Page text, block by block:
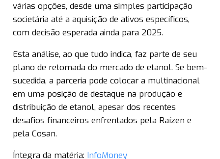
várias opções, desde uma simples participação
societária até a aquisição de ativos específicos,
com decisão esperada ainda para 2025.
Esta análise, ao que tudo indica, faz parte de seu
plano de retomada do mercado de etanol. Se bem-
sucedida, a parceria pode colocar a multinacional
em uma posição de destaque na produção e
distribuição de etanol, apesar dos recentes
desafios financeiros enfrentados pela Raízen e
pela Cosan.
Íntegra da matéria: InfoMoney